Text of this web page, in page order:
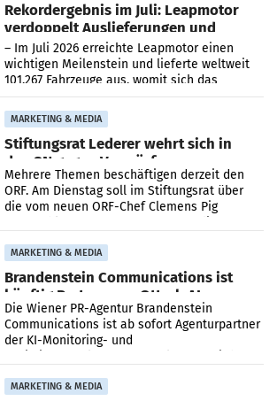
Rekordergebnis im Juli: Leapmotor
verdoppelt Auslieferungen und
überschreitet die 100.000er-Marke
– Im Juli 2026 erreichte Leapmotor einen
wichtigen Meilenstein und lieferte weltweit
101.267 Fahrzeuge aus, womit sich das
Ergebnis gegenüber Juli 2025 mehr als
verdoppelte (+102
MARKETING & MEDIA
Stiftungsrat Lederer wehrt sich in
den SN gegen Vorwürfe
Mehrere Themen beschäftigen derzeit den
ORF. Am Dienstag soll im Stiftungsrat über
die vom neuen ORF-Chef Clemens Pig
MARKETING & MEDIA
Brandenstein Communications ist
künftig Partner von OtterlyAI
Die Wiener PR-Agentur Brandenstein
Communications ist ab sofort Agenturpartner
der KI-Monitoring- und
MARKETING & MEDIA